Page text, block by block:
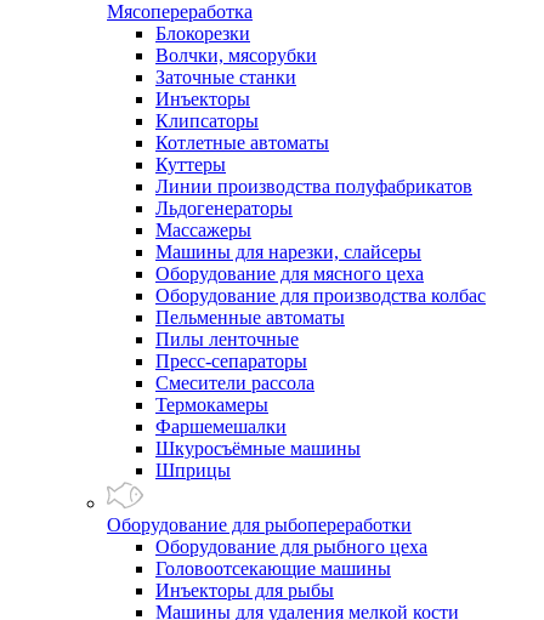
Мясопереработка
Блокорезки
Волчки, мясорубки
Заточные станки
Инъекторы
Клипсаторы
Котлетные автоматы
Куттеры
Линии производства полуфабрикатов
Льдогенераторы
Массажеры
Машины для нарезки, слайсеры
Оборудование для мясного цеха
Оборудование для производства колбас
Пельменные автоматы
Пилы ленточные
Пресс-сепараторы
Смесители рассола
Термокамеры
Фаршемешалки
Шкуросъёмные машины
Шприцы
Оборудование для рыбопереработки
Оборудование для рыбного цеха
Головоотсекающие машины
Инъекторы для рыбы
Машины для удаления мелкой кости